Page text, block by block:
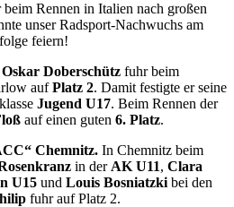
Rennen in Italien nach großen
unser Radsport-Nachwuchs am
feiern!
Oskar Doberschütz fuhr beim
aufPlatz 2. Damit festigte er seine
Jugend U17. Beim Rennen der
auf einen guten6. Platz.
Chemnitz. In Chemnitz beim
in der AK U11,Clara
U15 undLouis Bosniatzki bei den
fuhr auf Platz 2.